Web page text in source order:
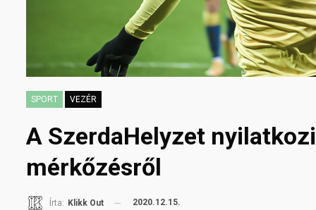
SPORT VEZÉR
A SzerdaHelyzet
mérkőzésről
Írta: Klikk Out 2020.12.15.